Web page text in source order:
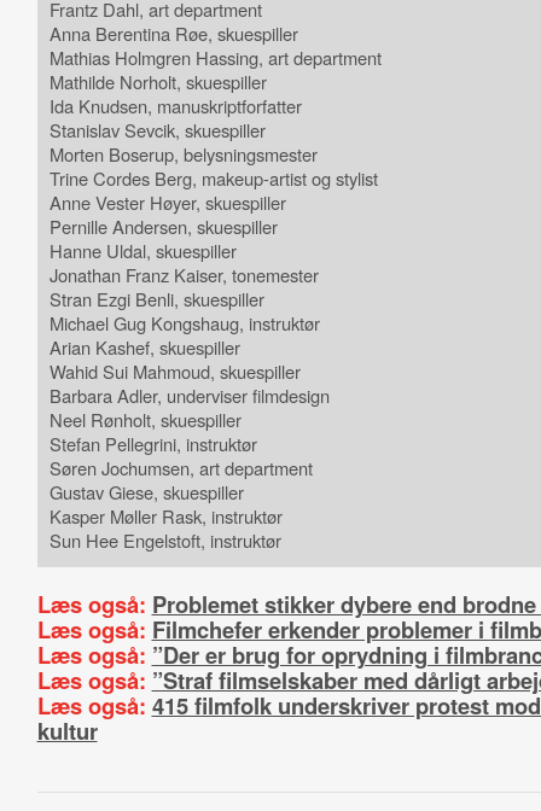
Frantz Dahl, art department
Anna Berentina Røe, skuespiller
Mathias Holmgren Hassing, art department
Mathilde Norholt, skuespiller
Ida Knudsen, manuskriptforfatter
Stanislav Sevcik, skuespiller
Morten Boserup, belysningsmester
Trine Cordes Berg, makeup-artist og stylist
Anne Vester Høyer, skuespiller
Pernille Andersen, skuespiller
Hanne Uldal, skuespiller
Jonathan Franz Kaiser, tonemester
Stran Ezgi Benli, skuespiller
Michael Gug Kongshaug, instruktør
Arian Kashef, skuespiller
Wahid Sui Mahmoud, skuespiller
Barbara Adler, underviser filmdesign
Neel Rønholt, skuespiller
Stefan Pellegrini, instruktør
Søren Jochumsen, art department
Gustav Giese, skuespiller
Kasper Møller Rask, instruktør
Sun Hee Engelstoft, instruktør
Læs også: Problemet stikker dybere end
Læs også: Filmchefer erkender problemer i
Læs også: ”Der er brug for oprydning i
Læs også: ”Straf filmselskaber med dårligt
Læs også: 415 filmfolk underskriver protest
kultur